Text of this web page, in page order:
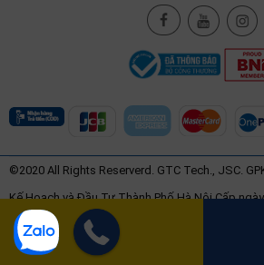
©2020 All Rights Reserverd. GTC Tech., JSC.
Kế Hoạch và Đầu Tư Thành Phố Hà Nội Cấp